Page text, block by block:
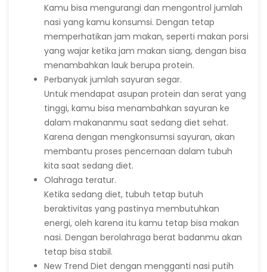
Kamu bisa mengurangi dan mengontrol jumlah
nasi yang kamu konsumsi. Dengan tetap
memperhatikan jam makan, seperti makan porsi
yang wajar ketika jam makan siang, dengan bisa
menambahkan lauk berupa protein.
Perbanyak jumlah sayuran segar.
Untuk mendapat asupan protein dan serat yang
tinggi, kamu bisa menambahkan sayuran ke
dalam makananmu saat sedang diet sehat.
Karena dengan mengkonsumsi sayuran, akan
membantu proses pencernaan dalam tubuh
kita saat sedang diet.
Olahraga teratur.
Ketika sedang diet, tubuh tetap butuh
beraktivitas yang pastinya membutuhkan
energi, oleh karena itu kamu tetap bisa makan
nasi. Dengan berolahraga berat badanmu akan
tetap bisa stabil.
New Trend Diet dengan mengganti nasi putih